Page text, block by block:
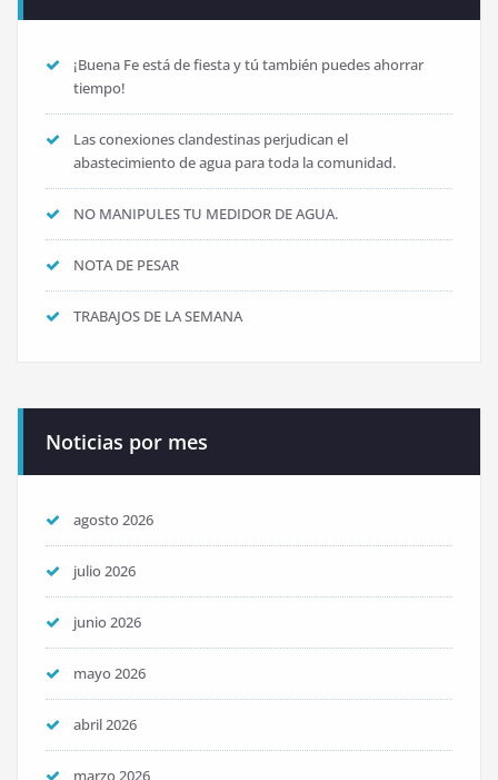
¡Buena Fe está de fiesta y tú también puedes ahorrar
tiempo!
Las conexiones clandestinas perjudican el
abastecimiento de agua para toda la comunidad.
NO MANIPULES TU MEDIDOR DE AGUA.
NOTA DE PESAR
TRABAJOS DE LA SEMANA
Noticias por mes
agosto 2026
julio 2026
junio 2026
mayo 2026
abril 2026
marzo 2026